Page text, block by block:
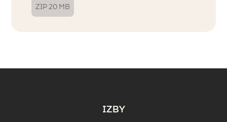
ZIP 20 MB
IZBY